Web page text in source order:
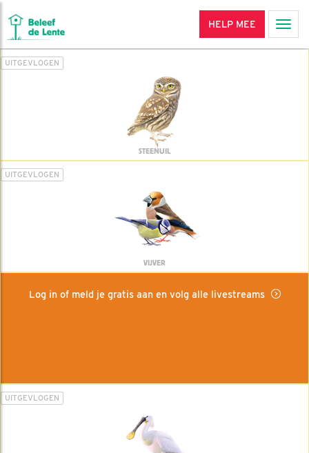
HELP MEE
UITGEVLOGEN
STEENUIL
UITGEVLOGEN
VIJVER
Log in of meld je gratis aan en volg alle livestreams
UITGEVLOGEN